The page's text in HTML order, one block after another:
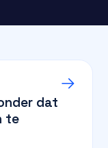
dat
te